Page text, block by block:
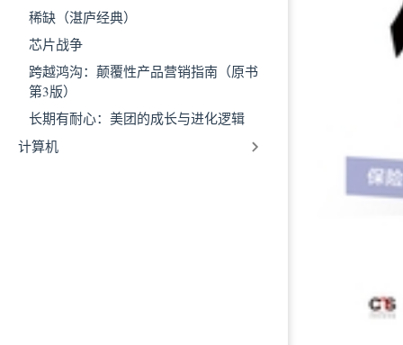
稀缺（湛庐经典）
芯片战争
跨越鸿沟：颠覆性产品营销指南（原书
第3版）
长期有耐心：美团的成长与进化逻辑
计算机